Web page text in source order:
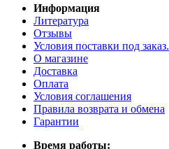
Информация
Литература
Отзывы
Условия поставки под заказ.
О магазине
Доставка
Оплата
Условия соглашения
Правила возврата и обмена
Гарантии
Время работы: